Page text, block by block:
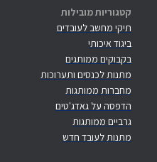
קטגוריות מובילות
תיקי מחשב לעובדים
ביגוד איכותי
בקבוקים ממותגים
מתנות לכנסים ותערוכות
מחברות ממותגות
הדפסה על גאדג'טים
גרביים ממותגות
מתנות לעובד חדש